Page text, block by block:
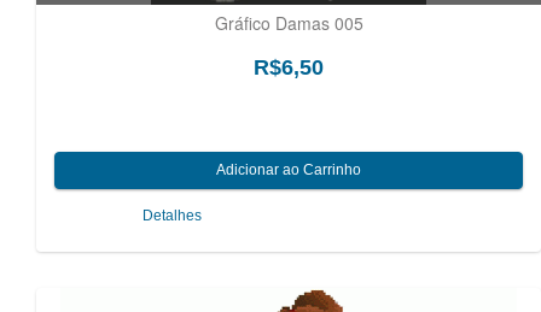
Gráfico Damas 005
R$6,50
Detalhes